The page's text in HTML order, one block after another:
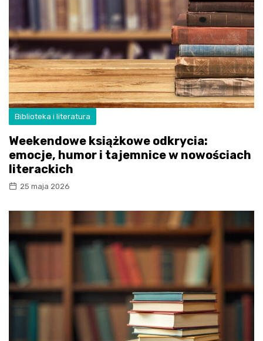
Biblioteka i literatura
Weekendowe książkowe odkrycia:
emocje, humor i tajemnice w nowościach
literackich
25 maja 2026